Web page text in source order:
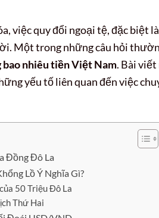
việc quy đổi ngoại tệ, đặc biệt
Một trong những câu hỏi
bao nhiêu tiền Việt Nam. Bài viết
yếu tố liên quan đến việc
Đồng Đô La
Lồ Ý Nghĩa Gì?
50 Triệu Đô La
Thứ Hai